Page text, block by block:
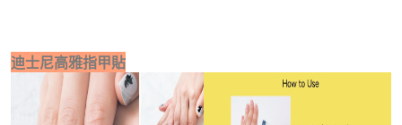
迪士尼高雅指甲貼